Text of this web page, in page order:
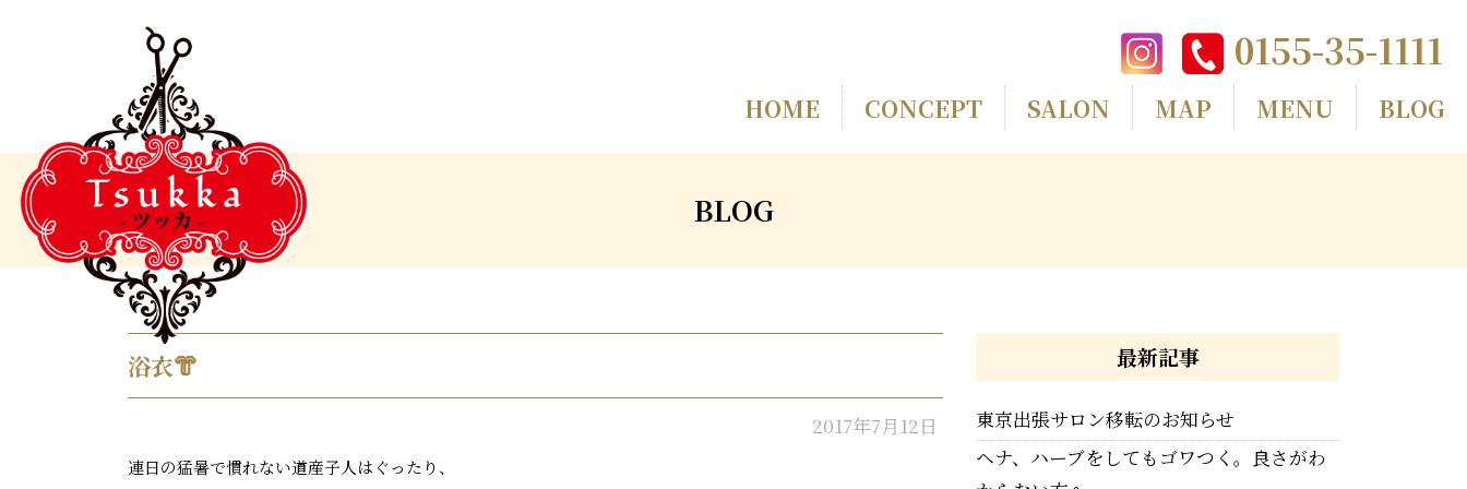
0155-35-1111
HOME CONCEPT SALON MAP MENU BLOG
BLOG
浴衣👘
2017年7月12日
連日の猛暑で慣れない道産子人はぐったり、
最新記事
東京出張サロン移転のお知らせ
ヘナ、ハーブをしてもゴワつく。良さがわ